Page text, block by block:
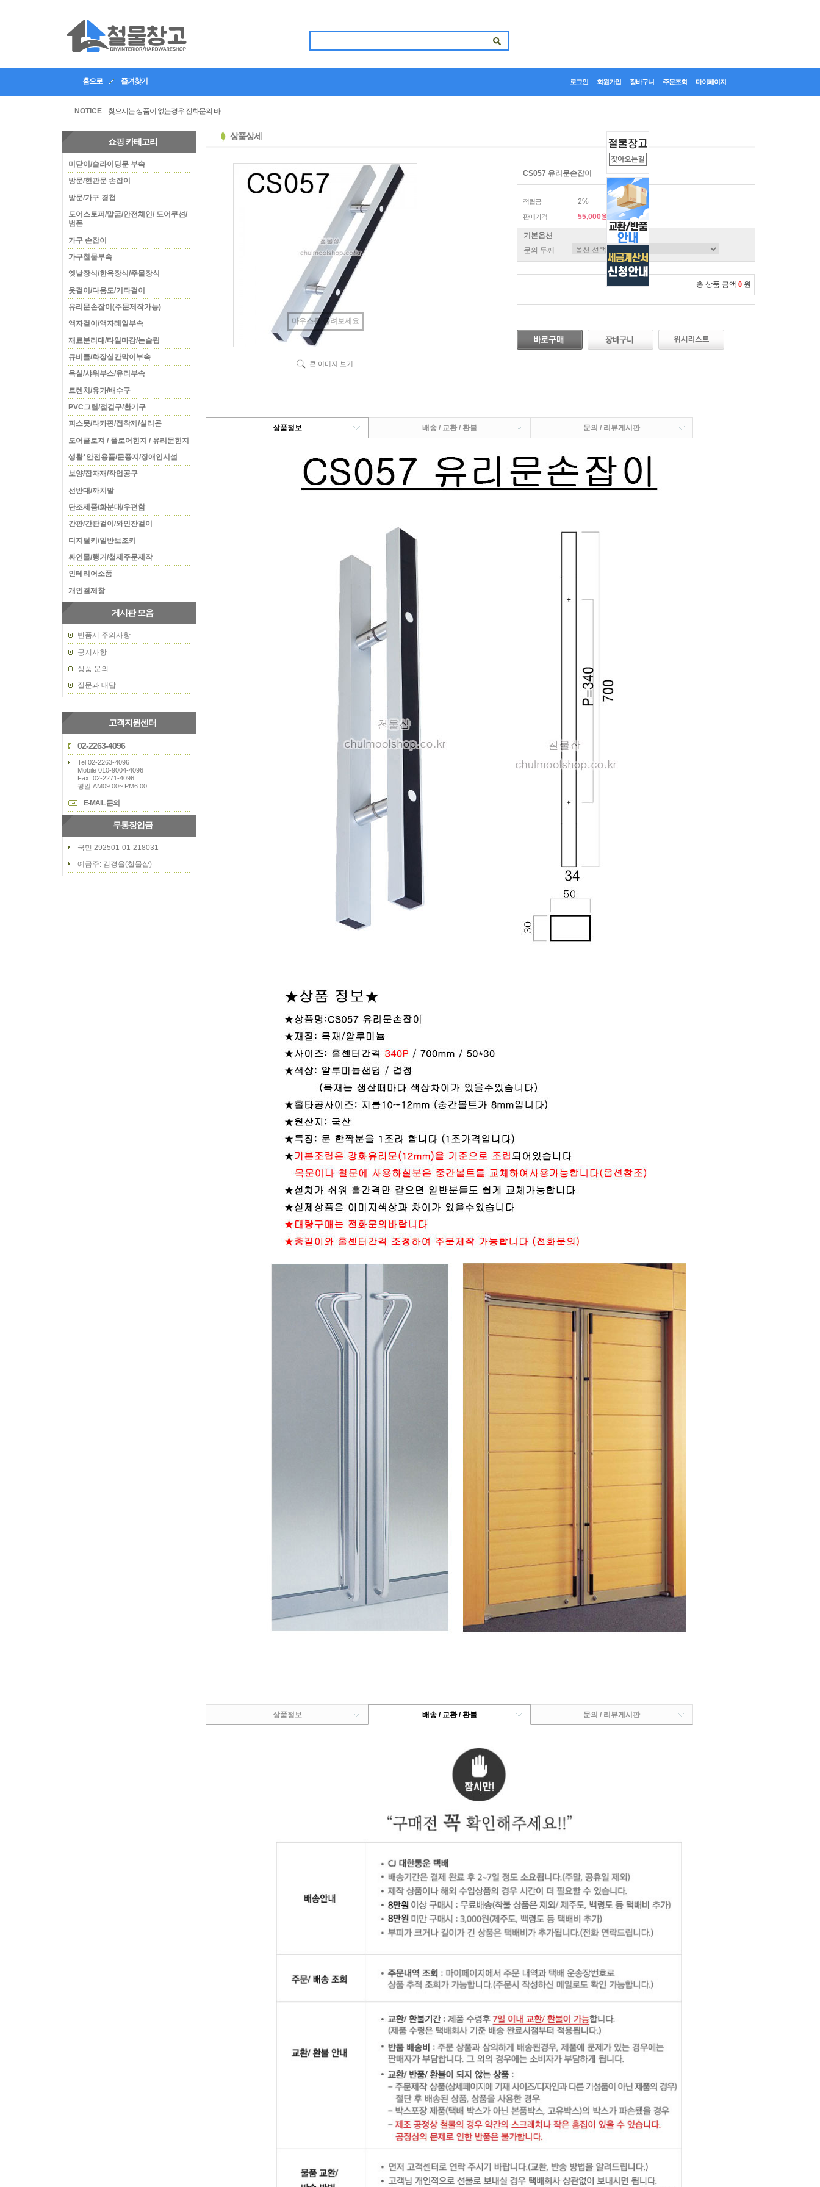
홈으로 즐겨찾기 로그인 회원가입 장바구니 주문조회 마이페이지
NOTICE
찾으시는 상품이 없는경우 전화문의 바랍니다
쇼핑 카테고리
미닫이/슬라이딩문 부속
방문/현관문 손잡이
방문/가구 경첩
도어스토퍼/말굽/안전체인/ 도어쿠션/
범폰
가구 손잡이
가구철물부속
옛날장식/한옥장식/주물장식
옷걸이/다용도/기타걸이
유리문손잡이(주문제작가능)
액자걸이/액자레일부속
재료분리대/타일마감/논슬립
큐비클/화장실칸막이부속
욕실/샤워부스/유리부속
트렌치/유가/배수구
PVC그릴/점검구/환기구
피스못/타카핀/접착제/실리콘
도어클로져 / 플로어힌지 / 유리문힌지
생활*안전용품/문풍지/장애인시설
보양/잡자재/작업공구
선반대/까치발
단조제품/화분대/우편함
간판/간판걸이/와인잔걸이
디지털키/일반보조키
싸인물/행거/철제주문제작
인테리어소품
개인결제창
게시판 모음
반품시 주의사항
공지사항
상품 문의
질문과 대답
고객지원센터
02-2263-4096
Tel 02-2263-4096
Mobile 010-9004-4096
Fax: 02-2271-4096
평일 AM09:00~ PM6:00
E-MAIL 문의
무통장입금
국민 292501-01-218031
예금주: 김경율(철물샵)
상품상세
마우스를 올려보세요
큰 이미지 보기
CS057 유리문손잡이
적립금 2%
판매가격 55,000원
기본옵션
문의 두께
총 상품 금액 0 원
상품정보 배송 / 교환 / 환불 문의 / 리뷰게시판
상품정보 배송 / 교환 / 환불 문의 / 리뷰게시판